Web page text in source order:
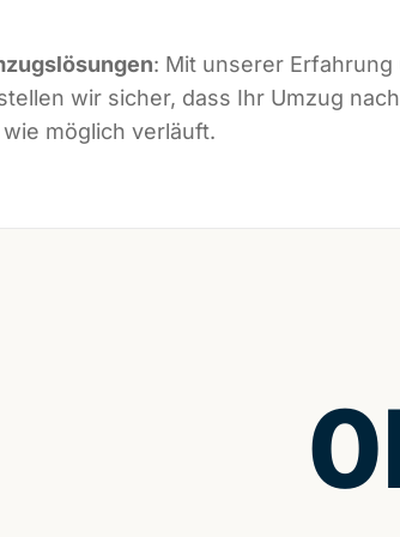
: Mit unserer Erfahrung
wir sicher, dass Ihr Umzug
möglich verläuft.
0